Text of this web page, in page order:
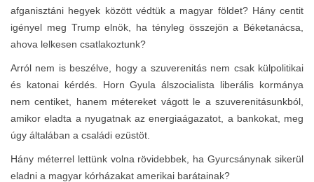
afganisztáni hegyek között védtük a magyar földet? Hány centit
igényel meg Trump elnök, ha tényleg összejön a Béketanácsa,
ahova lelkesen csatlakoztunk?
Arról nem is beszélve, hogy a szuverenitás nem csak külpolitikai
és katonai kérdés. Horn Gyula álszocialista liberális kormánya
nem centiket, hanem métereket vágott le a szuverenitásunkból,
amikor eladta a nyugatnak az energiaágazatot, a bankokat, meg
úgy általában a családi ezüstöt.
Hány méterrel lettünk volna rövidebbek, ha Gyurcsánynak sikerül
eladni a magyar kórházakat amerikai barátainak?